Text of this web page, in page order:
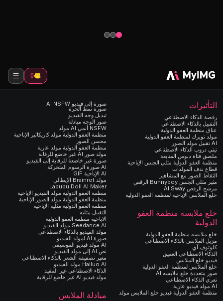
0
التأثيرات
رقصة الذكاء الاصطناعي
التقبيل بالذكاء الاصطناعي
عناق منظمة العفو الدولية
مولد تويرك لمنظمة العفو الدولية
AI تقبيل مولد الصور
تيتي دروب الذكاء الاصطناعي
ملصق فتاة دبوس المتابعة
منظمة العفو الدولية مثلي الجنس الإباحية
قطاع ندف المولدات
التقاط الصور مع المشاهير
مثير مثلي الجنس Bunnyboy الرقص
مرشح الرقص AI Sway
خلع الملابس الإباحية لمنظمة العفو الدولية
خلع ملابسه منظمة العفو
الدولية
خلع ملابسه منظمة العفو الدولية
مزيل الملابس بالذكاء الاصطناعي
كلوثوف آي
الذكاء الاصطناعي العميق
فيديو خلع الملابس
خلع الملابس لمنظمة العفو الدولية
صور متعددة خلع ملابسه AI
تعري الذكاء الاصطناعي
AI مولد فيديو عارية
منظمة العفو الدولية فيديو خلع الملابس مولد
صورة إلى فيديو AI NSFW
صورة نمط الحرة
تبديل وجه الفيديو
صور الوجه مبادلة
NSFW أنمي AI مولد
منظمة العفو الدولية مولد كاريكاتير الإباحية
محسن الصور
منظمة العفو الدولية مولد عارية
مولد صور AI غير خاضع للرقابة
صورة غير خاضعة للرقابة إلى الفيديو
AI صورة الرسوم المتحركة
AI الإباحية GIF
مولد Brainrot الإيطالي
Labubu Doll AI Maker
منظمة العفو الدولية مولد الفيديو الإباحية
منظمة العفو الدولية مولد الصور الإباحية
منظمة العفو الدولية مثليه الإباحية
التقبيل مثليه
الاباحية منظمة العفو الدولية
Seedance AI مولد الفيديو
مولد الفيديو بالذكاء الاصطناعي
صورة AI لمولد الفيديو
AI مولد فيديو الموسيقى
نص AI إلى مولد الفيديو
مغير تصفيفة الشعر بالذكاء الاصطناعي
Hailuo AI مولد الفيديو
الذكاء الاصطناعي غير المقيد
مولد فيديو AI غير خاضع للرقابة
مبادلة الملابس